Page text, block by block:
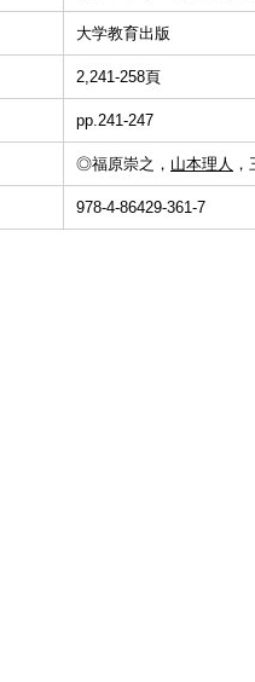
大学教育出版
2,241-258頁
pp.241-247
◎福原崇之， 山本理人
978-4-86429-361-7